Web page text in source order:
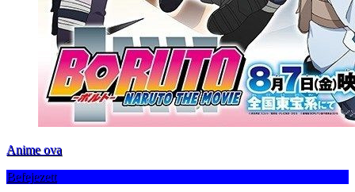
Anime ova
Befejezett